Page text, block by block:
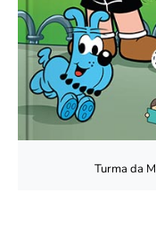
Turma da